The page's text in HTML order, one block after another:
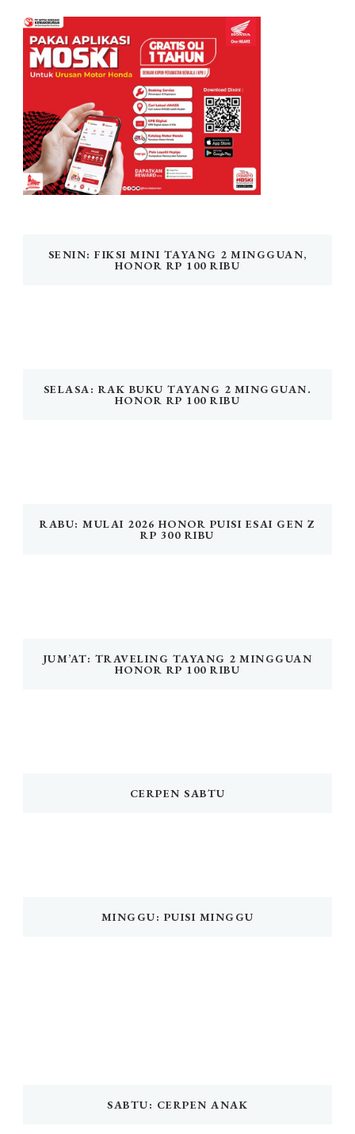
SENIN: FIKSI MINI TAYANG 2 MINGGUAN,
HONOR RP 100 RIBU
SELASA: RAK BUKU TAYANG 2 MINGGUAN.
HONOR RP 100 RIBU
RABU: MULAI 2026 HONOR PUISI ESAI GEN Z
RP 300 RIBU
JUM’AT: TRAVELING TAYANG 2 MINGGUAN
HONOR RP 100 RIBU
CERPEN SABTU
MINGGU: PUISI MINGGU
SABTU: CERPEN ANAK